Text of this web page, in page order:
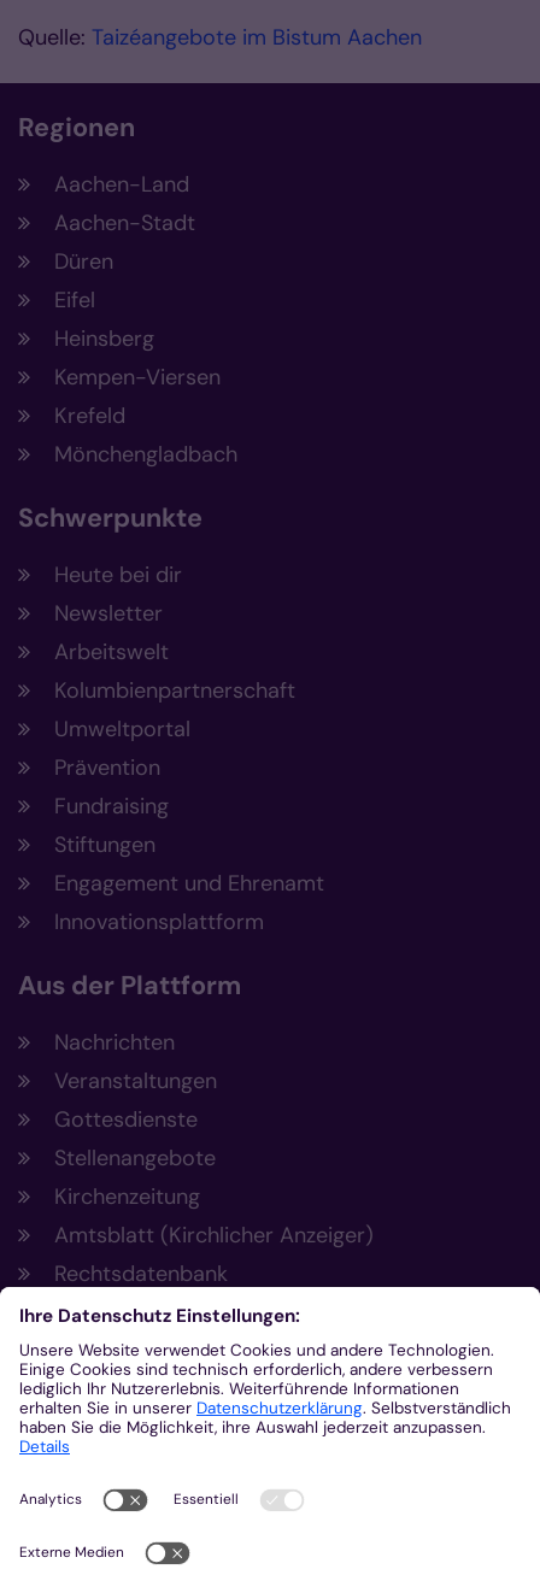
Quelle: Taizéangebote im Bistum Aachen
Regionen
Aachen-Land
Aachen-Stadt
Düren
Eifel
Heinsberg
Kempen-Viersen
Krefeld
Mönchengladbach
Schwerpunkte
Heute bei dir
Newsletter
Arbeitswelt
Kolumbienpartnerschaft
Umweltportal
Prävention
Fundraising
Stiftungen
Engagement und Ehrenamt
Innovationsplattform
Aus der Plattform
Nachrichten
Veranstaltungen
Gottesdienste
Stellenangebote
Kirchenzeitung
Amtsblatt (Kirchlicher Anzeiger)
Rechtsdatenbank
Meldestelle gemäß Hinweisgeberschutzgesetz
Kontakt